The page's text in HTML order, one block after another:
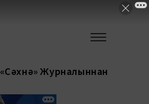
«Сәхнә» Журналыннан